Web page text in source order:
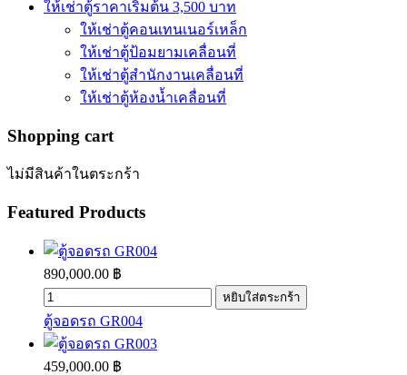
ให้เช่าตู้ราคาเริ่มต้น 3,500 บาท
ให้เช่าตู้คอนเทนเนอร์เหล็ก
ให้เช่าตู้ป้อมยามเคลื่อนที่
ให้เช่าตู้สำนักงานเคลื่อนที่
ให้เช่าตู้ห้องน้ำเคลื่อนที่
Shopping cart
ไม่มีสินค้าในตระกร้า
Featured Products
890,000.00 ฿
ตู้จอดรถ GR004
459,000.00 ฿